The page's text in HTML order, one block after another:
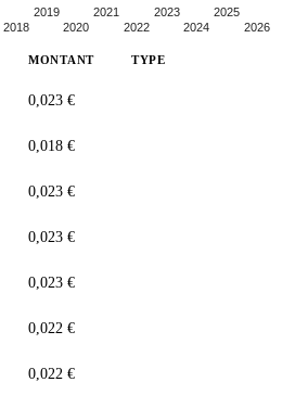
2018
2019
2020
2021
2022
2023
2024
2025
2026
MONTANT TYPE
0,023 €
0,018 €
0,023 €
0,023 €
0,023 €
0,022 €
0,022 €